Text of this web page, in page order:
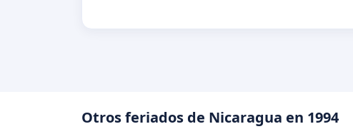
Otros feriados de Nicaragua en 1994